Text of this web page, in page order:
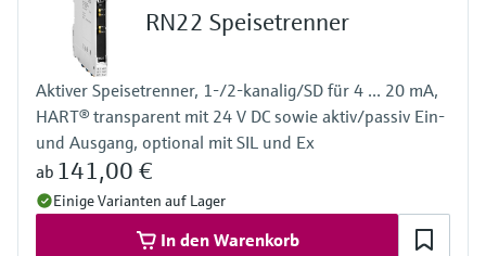
Anzeige
7 Segment
Mehrfarbig
Bargraph
TAG Einheit
Farbumschlag im Fehlerfall
Spannungsversorgung
Weitbereichsnetzteil 24 bis 230 V AC/DC (-20 % / +10 %) 50/60
Hz
RN22 Speisetrenner
Aktiver Speisetrenner, 1-/2-kanalig/SD für 4 ... 20 mA,
HART® transparent mit 24 V DC sowie aktiv/passiv Ein-
und Ausgang, optional mit SIL und Ex
ab 141,00 €
Einige Varianten auf Lager
In den Warenkorb